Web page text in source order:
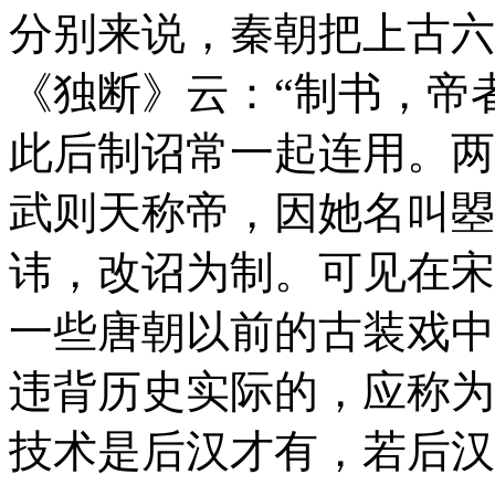
分别来说，秦朝把上古
《独断》云：“制书，
此后制诏常一起连用。
武则 天称帝，因她名叫
讳，改诏为制。可见在宋
一些唐朝以前的古装戏
违背历史实际的，应称
技术是后汉才有，若后